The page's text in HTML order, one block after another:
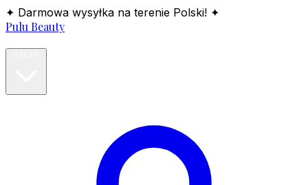
✦ Darmowa wysyłka na terenie Polski! ✦
Pulu Beauty